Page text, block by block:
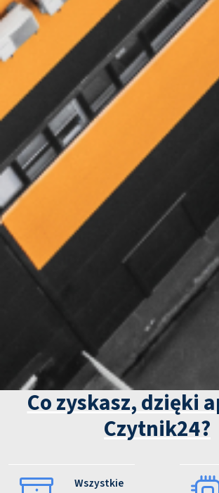
Co zyskasz, dzięki
Czytnik24?
Wszystkie